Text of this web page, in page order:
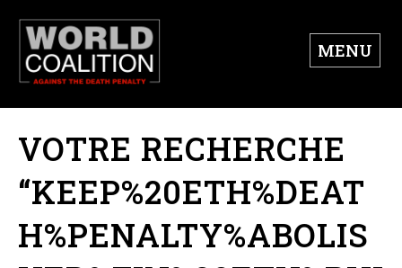
MENU
VOTRE RECHERCHE
“KEEP%20ETH%DEAT
H%PENALTY%ABOLIS